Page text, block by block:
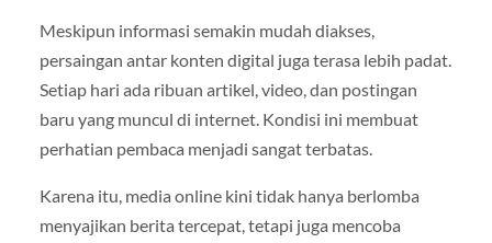
Meskipun informasi semakin mudah diakses,
persaingan antar konten digital juga terasa lebih padat.
Setiap hari ada ribuan artikel, video, dan postingan
baru yang muncul di internet. Kondisi ini membuat
perhatian pembaca menjadi sangat terbatas.
Karena itu, media online kini tidak hanya berlomba
menyajikan berita tercepat, tetapi juga mencoba